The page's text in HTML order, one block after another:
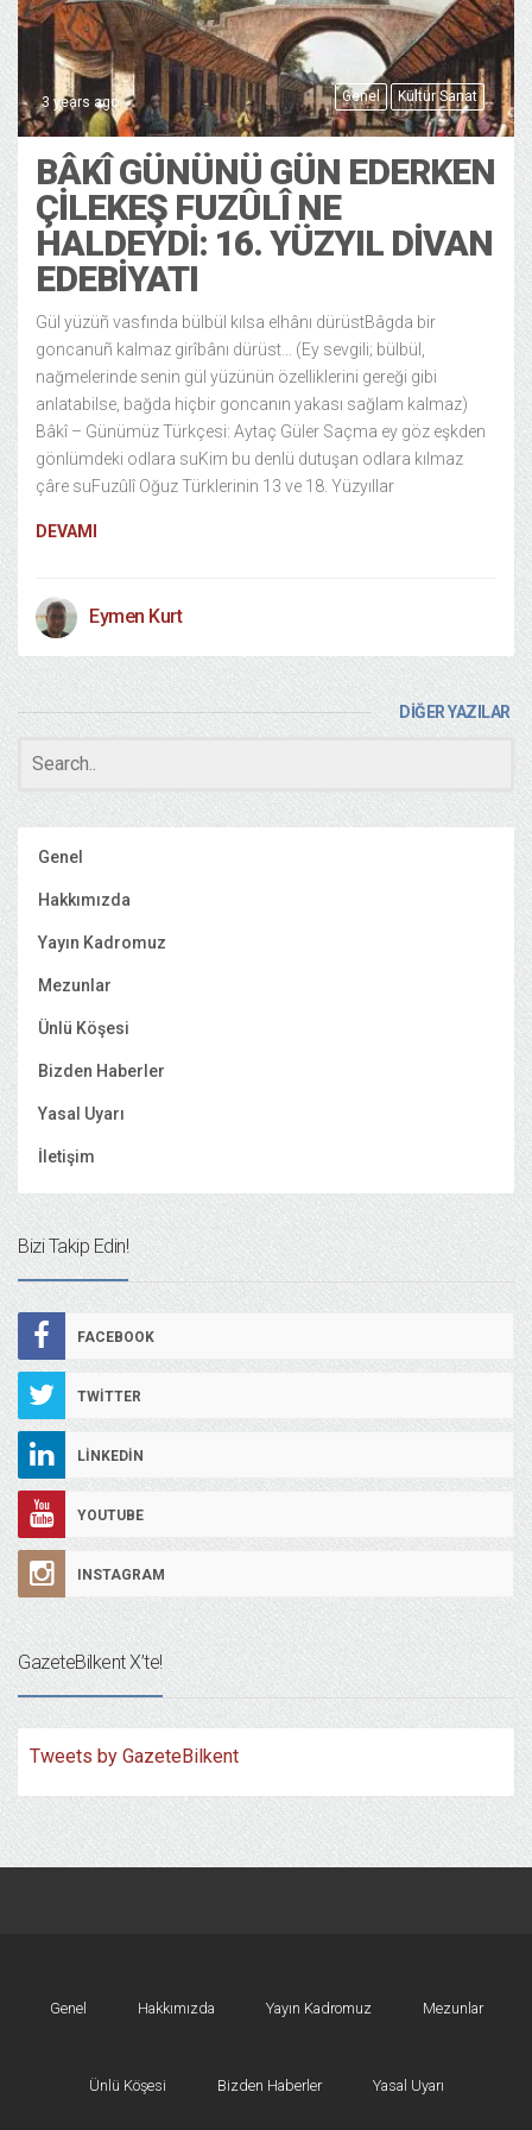
Genel Kültür Sanat
3 years ago
BÂKÎ GÜNÜNÜ GÜN EDERKEN
ÇILEKEŞ FUZÛLÎ NE
HALDEYDI: 16. YÜZYIL DİVAN
EDEBİYATI
Gül yüzüñ vasfında bülbül kılsa elhânı dürüstBâgda bir
goncanuñ kalmaz girîbânı dürüst… (Ey sevgili; bülbül,
nağmelerinde senin gül yüzünün özelliklerini gereği gibi
anlatabilse, bağda hiçbir goncanın yakası sağlam kalmaz)
Bâkî – Günümüz Türkçesi: Aytaç Güler Saçma ey göz eşkden
gönlümdeki odlara suKim bu denlü dutuşan odlara kılmaz
çâre suFuzûlî Oğuz Türklerinin 13 ve 18. Yüzyıllar
DEVAMI
Eymen Kurt
DİĞER YAZILAR
Genel
Hakkımızda
Yayın Kadromuz
Mezunlar
Ünlü Köşesi
Bizden Haberler
Yasal Uyarı
İletişim
Bizi Takip Edin!
FACEBOOK
TWITTER
LINKEDIN
YOUTUBE
INSTAGRAM
GazeteBilkent X’te!
Tweets by GazeteBilkent
Genel Hakkımızda Yayın Kadromuz Mezunlar
Ünlü Köşesi Bizden Haberler Yasal Uyarı